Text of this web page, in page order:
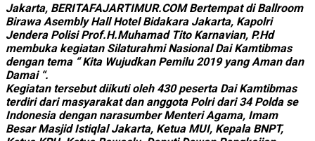
Jakarta, BERITAFAJARTIMUR.COM Bertempat di Ballroom
Birawa Asembly Hall Hotel Bidakara Jakarta, Kapolri
Jendera Polisi Prof.H.Muhamad Tito Karnavian, P.Hd
membuka kegiatan Silaturahmi Nasional Dai Kamtibmas
dengan tema “ Kita Wujudkan Pemilu 2019 yang Aman dan
Damai “.
Kegiatan tersebut diikuti oleh 430 peserta Dai Kamtibmas
terdiri dari masyarakat dan anggota Polri dari 34 Polda se
Indonesia dengan narasumber Menteri Agama, Imam
Besar Masjid Istiqlal Jakarta, Ketua MUI, Kepala BNPT,